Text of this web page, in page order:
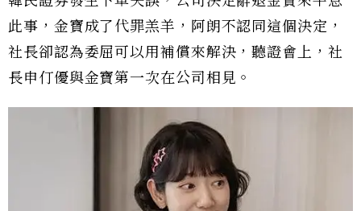
此事，金寶成了代罪羔羊，阿朗不認同這個決定，
社長卻認為委屈可以用補償來解決，聽證會上，社
長申仃優與金寶第一次在公司相見。